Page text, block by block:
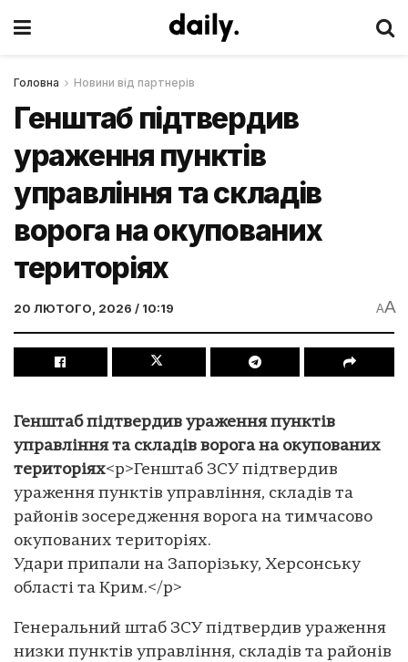
Головна Новини від партнерів
Генштаб підтвердив
ураження пунктів
управління та складів
ворога на окупованих
територіях
20 ЛЮТОГО, 2026 / 10:19 AA
Генштаб підтвердив ураження пунктів
управління та складів ворога на окупованих
територіях<p>Генштаб ЗСУ підтвердив
ураження пунктів управління, складів та
районів зосередження ворога на тимчасово
окупованих територіях.
Удари припали на Запорізьку, Херсонську
області та Крим.</p>
Генеральний штаб ЗСУ підтвердив ураження
низки пунктів управління, складів та районів